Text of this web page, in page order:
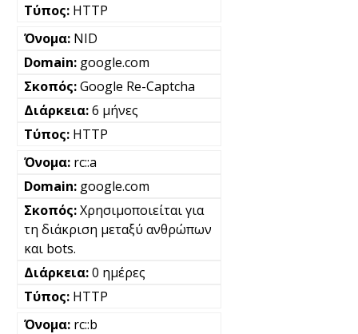
HTTP
NID
google.com
Google Re-Captcha
6 μήνες
HTTP
rc::a
google.com
Χρησιμοποιείται για
τη διάκριση μεταξύ ανθρώπων
και bots.
0 ημέρες
HTTP
rc::b